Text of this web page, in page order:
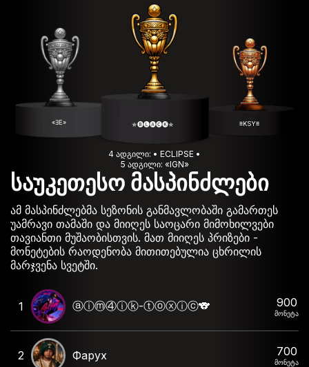
✯🅑🅛🅐🅒🅚✯
«ƎE» ≡KSY≡
4 ადგილი: • ECLIPSE •
5 ადგილი: «IGN»
საუკეთესო მასპინძლები
ამ მასპინძლებმა სეზონის განმავლობაში გამართეს
უამრავი თამაში და მიიღეს საოცარი მიმოხილვები
თავიანთი მუშაობისთვის. მათ მიიღეს პრიზები -
მონეტების რაოდენობა მითითებულია ცხრილის
მარჯვენა სვეტში.
1 ⓐⓘⓜ④ⓘⓚ-ⓣⓞⓧⓘⓒ🐨 900
მონეტა
2 Фарух 700
მონეტა